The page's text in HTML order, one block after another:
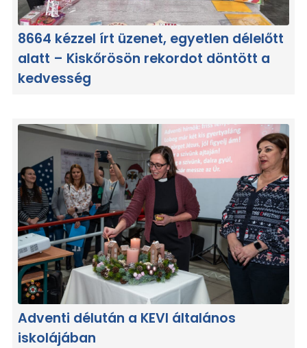
8664 kézzel írt üzenet, egyetlen délelőtt
alatt – Kiskőrösön rekordot döntött a
kedvesség
Adventi délután a KEVI általános
iskolájában